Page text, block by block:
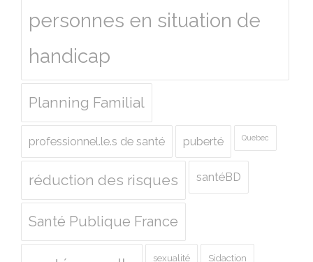
personnes en situation de
handicap
Planning Familial
professionnel.le.s de santé puberté Quebec
réduction des risques santéBD
Santé Publique France
sexualité Sidaction